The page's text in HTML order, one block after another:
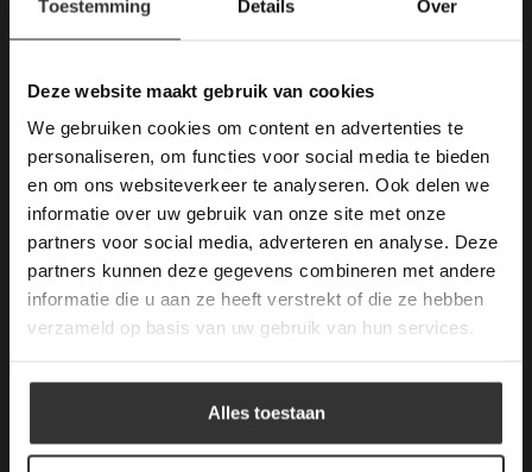
Toestemming Details Over
Deze website maakt gebruik van cookies
We gebruiken cookies om content en advertenties te
personaliseren, om functies voor social media te bieden
en om ons websiteverkeer te analyseren. Ook delen we
informatie over uw gebruik van onze site met onze
partners voor social media, adverteren en analyse. Deze
partners kunnen deze gegevens combineren met andere
informatie die u aan ze heeft verstrekt of die ze hebben
verzameld op basis van uw gebruik van hun services.
Alles toestaan
Magazijn / Showroom:
Terheijdenseweg 469
(voor navigatie: Hazepad 17)
4825 BK Breda
tel: 076-3030554
Kantoor:
Deze website maakt
gebruik van cookies.
This Cookie Banner was deleted and is no
longer working. Please contact the website
administrator.
Deze website gebruikt cookies om de
gebruikerservaring te verbeteren. Door
gebruik te maken van onze website geeft u
toestemming voor alle cookies in
overeenstemming met ons cookiebeleid.Lees
verder
ALLES ACCEPTEREN
ALLES AFWIJZEN
DETAILS WEERGEVEN